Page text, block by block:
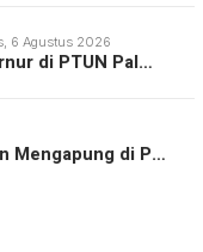
6 Agustus 2026
di PTUN Pal…
Mengapung di P…